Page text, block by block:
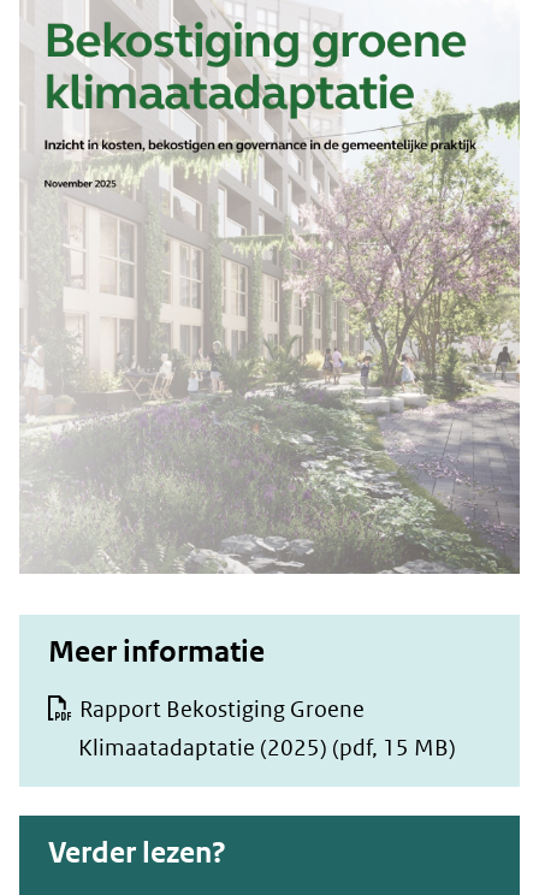
Meer informatie
Rapport Bekostiging Groene
Klimaatadaptatie (2025) (pdf, 15 MB)
Verder lezen?